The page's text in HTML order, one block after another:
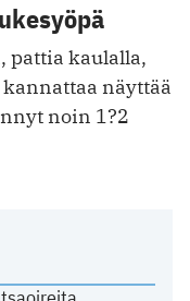
pattia kaulalla,
näyttää
noin 1?2